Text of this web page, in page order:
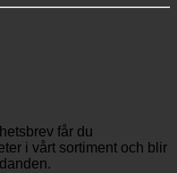
får du
i vårt sortiment och blir